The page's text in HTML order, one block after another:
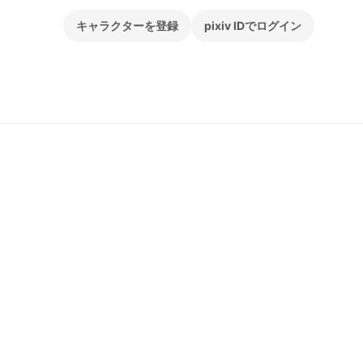
キャラクターを登録 pixiv IDでログイン